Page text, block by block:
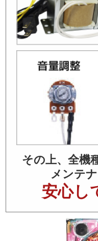
その上、全機
メンテ
安心し